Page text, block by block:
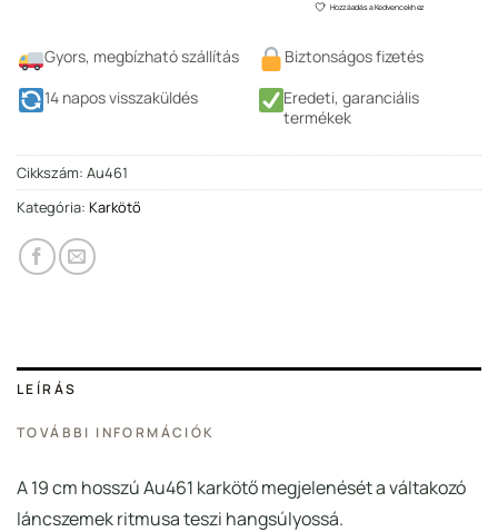
Hozzáadás a Kedvencekhez
Gyors, megbízható szállítás
Biztonságos fizetés
14 napos visszaküldés
Eredeti, garanciális
termékek
Cikkszám: Au461
Kategória: Karkötő
LEÍRÁS
TOVÁBBI INFORMÁCIÓK
A 19 cm hosszú Au461 karkötő megjelenését a váltakozó
láncszemek ritmusa teszi hangsúlyossá.